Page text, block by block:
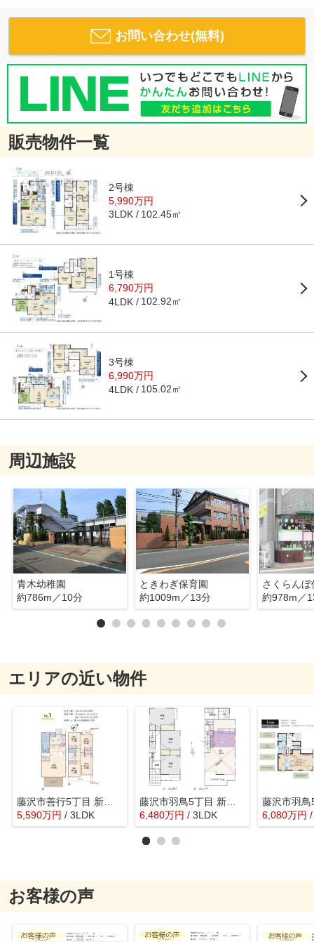
お問い合わせ(無料)
販売物件一覧
2号棟
5,990万円
3LDK 102.45㎡
1号棟
6,790万円
4LDK 102.92㎡
3号棟
6,990万円
4LDK 105.02㎡
周辺施設
青木幼稚園
約786m／10分
ときわぎ保育園
約1009m／13分
さくらんぼ
約978m／
エリアの近い物件
藤沢市善行5丁目 新築戸建 全2棟
5,590万円 / 3LDK
藤沢市羽鳥5丁目 新築戸建 全1棟
6,480万円 / 3LDK 6,080万円
お客様の声